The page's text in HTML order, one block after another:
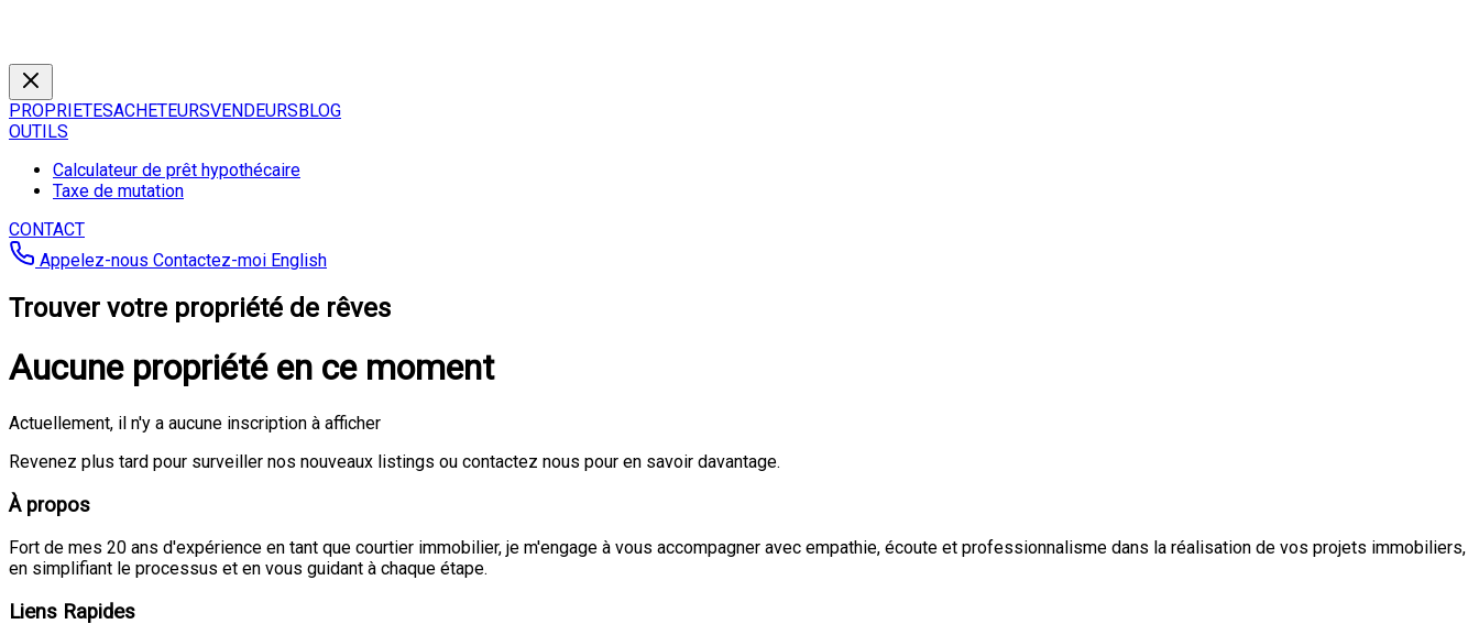
PROPRIETESACHETEURSVENDEURSBLOG
OUTILS
Calculateur de prêt hypothécaire
Taxe de mutation
CONTACT
Appelez-nous Contactez-moi English
Trouver votre propriété de rêves
Aucune propriété en ce moment
Actuellement, il n'y a aucune inscription à afficher
Revenez plus tard pour surveiller nos nouveaux listings ou contactez nous pour en savoir davantage.
À propos
Fort de mes 20 ans d'expérience en tant que courtier immobilier, je m'engage à vous accompagner avec empathie, écoute et professionnalisme dans la réalisation de vos projets immobiliers,
en simplifiant le processus et en vous guidant à chaque étape.
Liens Rapides